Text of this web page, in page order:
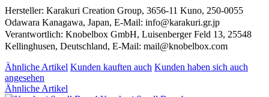
Hersteller: Karakuri Creation Group, 3656-11 Kuno, 250-0055
Odawara Kanagawa, Japan, E-Mail: info@karakuri.gr.jp
Verantwortlich: Knobelbox GmbH, Luisenberger Feld 13, 25548
Kellinghusen, Deutschland, E-Mail: mail@knobelbox.com
Ähnliche Artikel Kunden kauften auch Kunden haben sich auch
angesehen
Ähnliche Artikel